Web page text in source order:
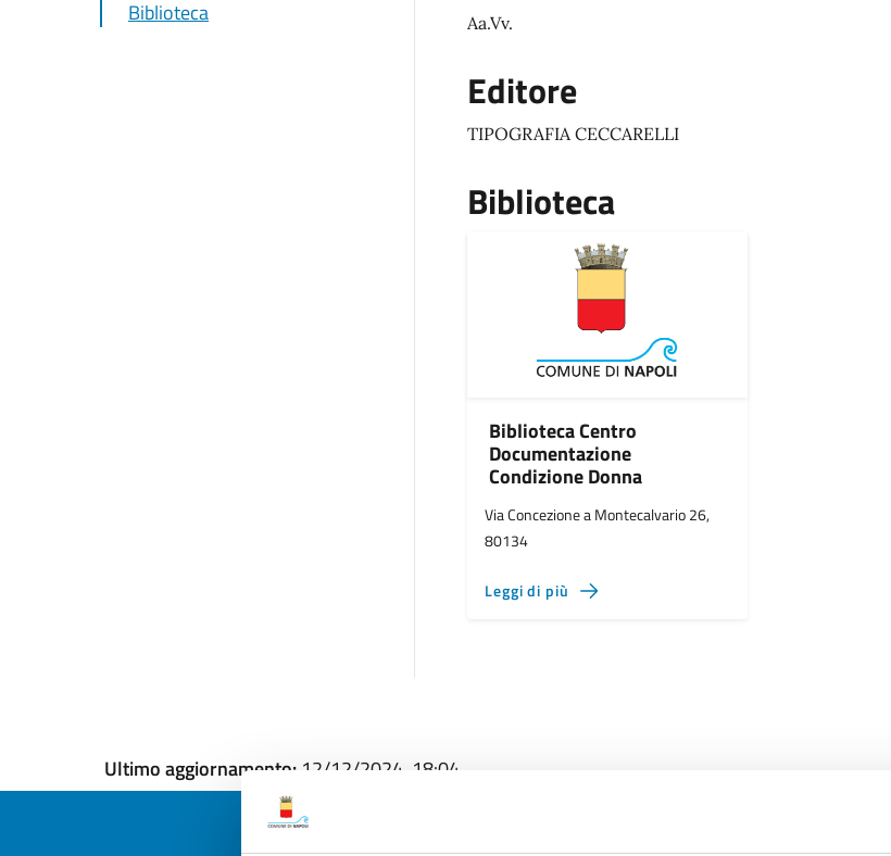
Biblioteca
Aa.Vv.
Editore
TIPOGRAFIA CECCARELLI
Biblioteca
Biblioteca Centro
Documentazione
Condizione Donna
Via Concezione a Montecalvario 26,
80134
Leggi di più
Ultimo aggiornamento: 12/12/2024, 18:04